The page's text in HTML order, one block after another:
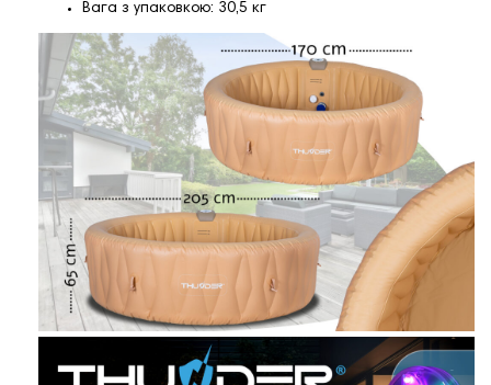
Вага з упаковкою: 30,5 кг